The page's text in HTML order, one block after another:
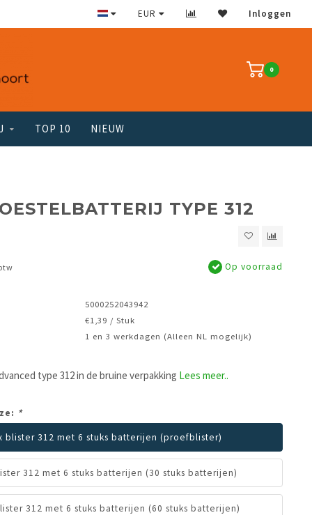
EUR Inloggen
0
TOP 10 NIEUW
TYPE 312
Op voorraad
5000252043942
€1,39 / Stuk
1 en 3 werkdagen (Alleen NL mogelijk)
type 312 in de bruine verpakking Lees meer..
*
blister 312 met 6 stuks batterijen (proefblister)
312 met 6 stuks batterijen (30 stuks batterijen)
312 met 6 stuks batterijen (60 stuks batterijen)